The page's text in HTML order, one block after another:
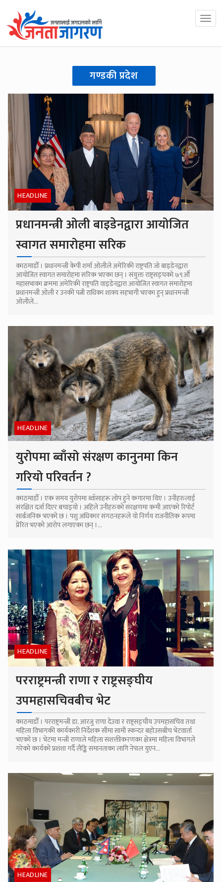
गण्डकी प्रदेश
HEADLINE
प्रधानमन्त्री ओली बाइडेनद्वारा आयोजित
स्वागत समारोहमा सरिक
काठमाडौँ । प्रधानमन्त्री केपी शर्मा ओलीले अमेरिकी राष्ट्रपति जो बाइडेनद्वारा
आयोजित स्वागत समारोहमा सरिक भएका छन् । संयुक्त राष्ट्रसङ्घको ७९औँ
महासभाका क्रममा अमेरिकी राष्ट्रपति वाइडेनद्वारा आयोजित स्वागत समारोहमा
प्रधानमन्त्री ओली र उनकी पत्नी राधिका शाक्य सहभागी भएका हुन् प्रधानमन्त्री
ओलीले...
HEADLINE
युरोपमा ब्वाँसो संरक्षण कानुनमा किन
गरियो परिवर्तन ?
काठमाडौँ । एक समय युरोपमा ब्वाँसाहरू लोप हुने कगारमा थिए । उनीहरुलाई
संरक्षित दर्जा दिएर बचाइयो । अहिले उनीहरुको संरक्षणमा कमी आएको रिपोर्ट
सार्बजनिक भएको छ । पशु अधिकार संगठनहरूले यो निर्णय राजनीतिक रूपमा
प्रेरित भएको आरोप लगाएका छन् ।...
HEADLINE
परराष्ट्रमन्त्री राणा र राष्ट्रसङ्घीय
उपमहासचिवबीच भेट
काठमाडौँ । परराष्ट्रमन्त्री डा. आरजु राणा देउवा र राष्ट्रसङ्घीय उपमहासचिव तथा
महिला विभागकी कार्यकारी निर्देशक सीमा सामी स्कन्दर बहोउसबीच भेटवार्ता
भएको छ । भेटमा मन्त्री राणाले महिला सशक्तीकरणका क्षेत्रमा महिला विभागले
गरेको कार्यको प्रशंशा गर्दै लैङ्कि समानताका लागि नेपाल युएन...
HEADLINE